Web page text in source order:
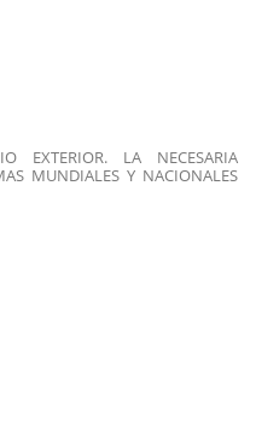
EXTERIOR. LA NECESARIA
MUNDIALES Y NACIONALES